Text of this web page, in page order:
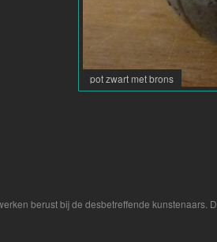
pot zwart met brons
berust bij de desbetreffende